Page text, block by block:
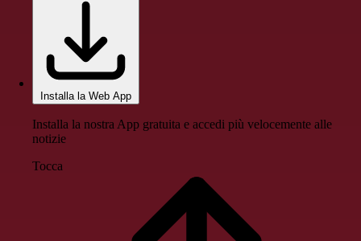
Installa la Web App
Installa la nostra App gratuita e accedi più velocemente alle
notizie
Tocca